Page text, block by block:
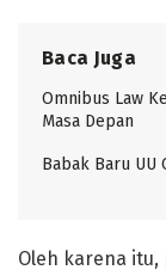
Baca Juga
Omnibus Law
Masa Depan
Babak Baru UU
Oleh karena